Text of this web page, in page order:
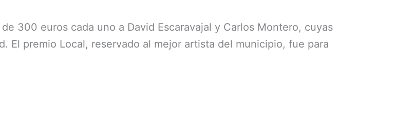
300 euros cada uno a David Escaravajal y Carlos Montero, cuyas
El premio Local, reservado al mejor artista del municipio, fue para